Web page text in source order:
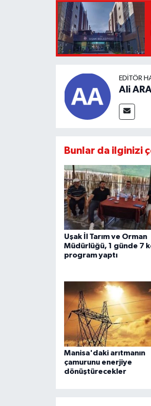
EDITÖR
Ali
Bunlar da ilginizi
Uşak İl Tarım ve Orman
Müdürlüğü, 1 günde 7
program yaptı
Manisa'daki arıtmanın
çamurunu enerjiye
dönüştürecekler